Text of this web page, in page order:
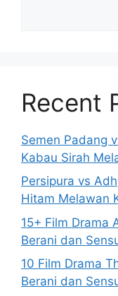
Recent
Semen Padang
Kabau Sirah
Persipura vs
Hitam Melawan
15+ Film Drama
Berani dan
10 Film Drama
Berani dan